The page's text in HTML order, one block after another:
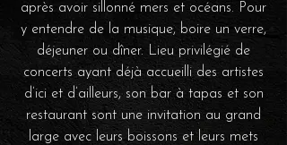
après avoir sillonné mers et océans. Pour
y entendre de la musique, boire un verre,
déjeuner ou dîner. Lieu privilégié de
concerts ayant déjà accueilli des artistes
d’ici et d’ailleurs, son bar à tapas et son
restaurant sont une invitation au grand
large avec leurs boissons et leurs mets